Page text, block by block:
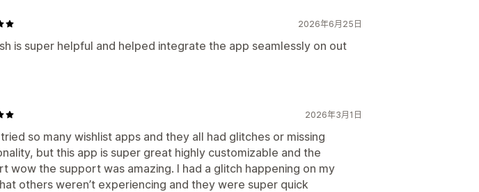
分享链接 控制面板 多个列表 添加到购物车 转化分析
2026年6月25日
is super helpful and helped integrate the app seamlessly on out
2026年3月1日
so many wishlist apps and they all had glitches or missing
but this app is super great highly customizable and the
wow the support was amazing. I had a glitch happening on my
others weren’t experiencing and they were super quick